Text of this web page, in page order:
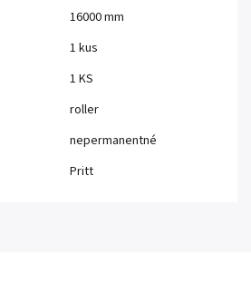
16000 mm
1 kus
1 KS
roller
nepermanentné
Pritt